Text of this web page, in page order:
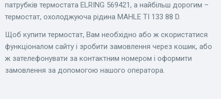
патрубків термостата ELRING 569421, а найбільш дорогим –
термостат, охолоджуюча рідина MAHLE TI 133 88 D.
Щоб купити термостат, Вам необхідно або ж скористатися
функціоналом сайту і зробити замовлення через кошик, або
ж зателефонувати за контактним номером і оформити
замовлення за допомогою нашого оператора.